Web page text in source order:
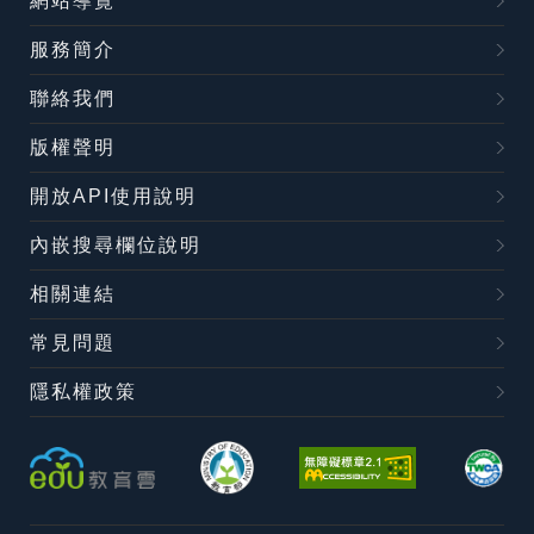
服務簡介
聯絡我們
版權聲明
開放API使用說明
內嵌搜尋欄位說明
相關連結
常見問題
隱私權政策